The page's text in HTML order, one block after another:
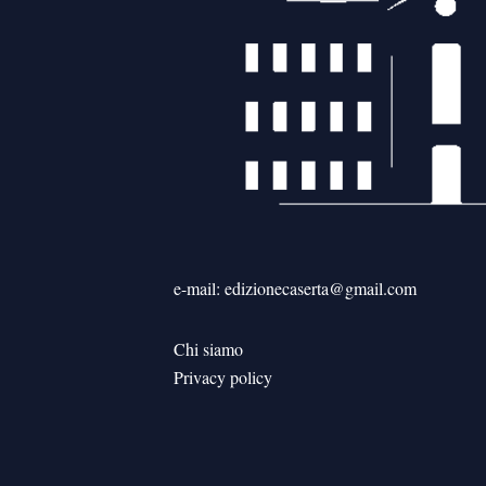
e-mail: edizionecaserta@gmail.com
Chi siamo
Privacy policy